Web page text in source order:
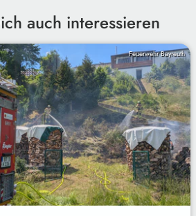
auch interessieren
Feuerwehr Bayreuth